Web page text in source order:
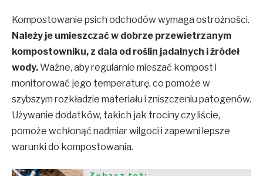
Kompostowanie psich odchodów wymaga ostrożności.
Należy je umieszczać w dobrze przewietrzanym
kompostowniku, z dala od roślin jadalnych i źródeł
wody.Ważne, aby regularnie mieszać kompost i
monitorować jego temperaturę, co pomoże w
szybszym rozkładzie materiału i zniszczeniu patogenów.
Używanie dodatków, takich jak trociny czy liście,
pomoże wchłonąć nadmiar wilgoci i zapewni lepsze
warunki do kompostowania.